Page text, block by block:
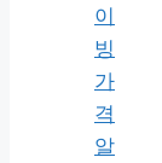
이
빙
가
격
알